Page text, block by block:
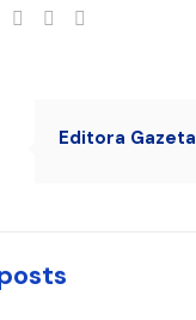
Editora Gazeta